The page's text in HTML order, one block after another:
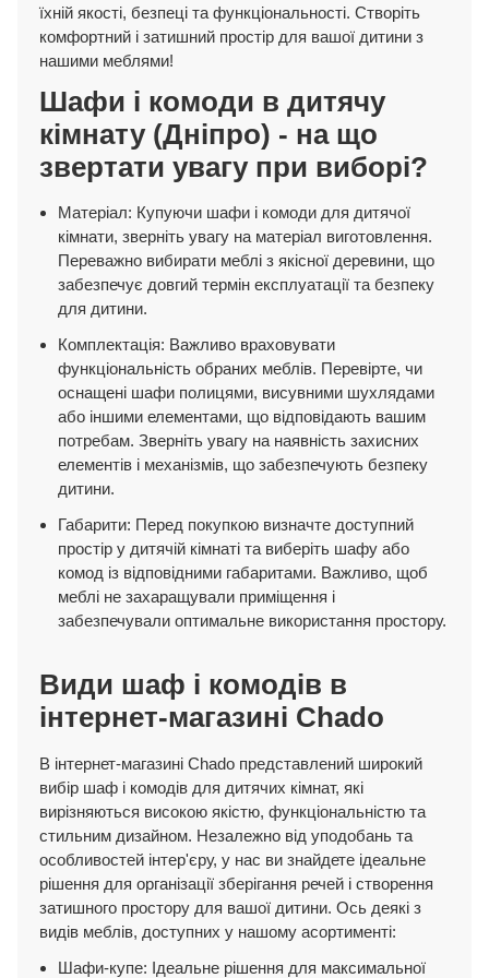
їхній якості, безпеці та функціональності. Створіть
комфортний і затишний простір для вашої дитини з
нашими меблями!
Шафи і комоди в дитячу
кімнату (Дніпро) - на що
звертати увагу при виборі?
Матеріал: Купуючи шафи і комоди для дитячої
кімнати, зверніть увагу на матеріал виготовлення.
Переважно вибирати меблі з якісної деревини, що
забезпечує довгий термін експлуатації та безпеку
для дитини.
Комплектація: Важливо враховувати
функціональність обраних меблів. Перевірте, чи
оснащені шафи полицями, висувними шухлядами
або іншими елементами, що відповідають вашим
потребам. Зверніть увагу на наявність захисних
елементів і механізмів, що забезпечують безпеку
дитини.
Габарити: Перед покупкою визначте доступний
простір у дитячій кімнаті та виберіть шафу або
комод із відповідними габаритами. Важливо, щоб
меблі не захаращували приміщення і
забезпечували оптимальне використання простору.
Види шаф і комодів в
інтернет-магазині Chado
В інтернет-магазині Chado представлений широкий
вибір шаф і комодів для дитячих кімнат, які
вирізняються високою якістю, функціональністю та
стильним дизайном. Незалежно від уподобань та
особливостей інтер'єру, у нас ви знайдете ідеальне
рішення для організації зберігання речей і створення
затишного простору для вашої дитини. Ось деякі з
видів меблів, доступних у нашому асортименті:
Шафи-купе: Ідеальне рішення для максимальної